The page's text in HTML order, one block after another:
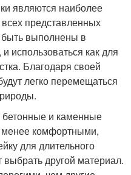
являются наиболее
представленных
выполнены в
использоваться как для
Благодаря своей
легко перемещаться
и каменные
менее комфортными,
для длительного
другой материал.